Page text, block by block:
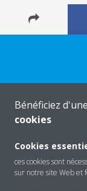
Bénéficiez
cookies
Cookies
ces cookies sont
sur notre site Web et